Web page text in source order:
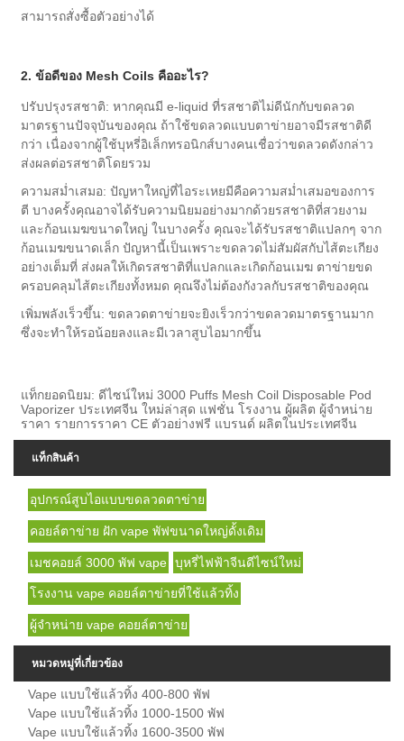
สามารถสั่งซื้อตัวอย่างได้
2. ข้อดีของ Mesh Coils คืออะไร?
ปรับปรุงรสชาติ: หากคุณมี e-liquid ที่รสชาติไม่ดีนักกับขดลวด
มาตรฐานปัจจุบันของคุณ ถ้าใช้ขดลวดแบบตาข่ายอาจมีรสชาติดี
กว่า เนื่องจากผู้ใช้บุหรี่อิเล็กทรอนิกส์บางคนเชื่อว่าขดลวดดังกล่าว
ส่งผลต่อรสชาติโดยรวม
ความสม่ำเสมอ: ปัญหาใหญ่ที่ไอระเหยมีคือความสม่ำเสมอของการ
ตี บางครั้งคุณอาจได้รับความนิยมอย่างมากด้วยรสชาติที่สวยงาม
และก้อนเมฆขนาดใหญ่ ในบางครั้ง คุณจะได้รับรสชาติแปลกๆ จาก
ก้อนเมฆขนาดเล็ก ปัญหานี้เป็นเพราะขดลวดไม่สัมผัสกับไส้ตะเกียง
อย่างเต็มที่ ส่งผลให้เกิดรสชาติที่แปลกและเกิดก้อนเมฆ ตาข่ายขด
ครอบคลุมไส้ตะเกียงทั้งหมด คุณจึงไม่ต้องกังวลกับรสชาติของคุณ
เพิ่มพลังเร็วขึ้น: ขดลวดตาข่ายจะยิงเร็วกว่าขดลวดมาตรฐานมาก
ซึ่งจะทำให้รอน้อยลงและมีเวลาสูบไอมากขึ้น
แท็กยอดนิยม: ดีไซน์ใหม่ 3000 Puffs Mesh Coil Disposable Pod
Vaporizer ประเทศจีน ใหม่ล่าสุด แฟชั่น โรงงาน ผู้ผลิต ผู้จำหน่าย
ราคา รายการราคา CE ตัวอย่างฟรี แบรนด์ ผลิตในประเทศจีน
แท็กสินค้า
อุปกรณ์สูบไอแบบขดลวดตาข่าย
คอยล์ตาข่าย ฝัก vape พัฟขนาดใหญ่ดั้งเดิม
เมชคอยล์ 3000 พัฟ vape บุหรี่ไฟฟ้าจีนดีไซน์ใหม่
โรงงาน vape คอยล์ตาข่ายที่ใช้แล้วทิ้ง
ผู้จำหน่าย vape คอยล์ตาข่าย
หมวดหมู่ที่เกี่ยวข้อง
Vape แบบใช้แล้วทิ้ง 400-800 พัฟ
Vape แบบใช้แล้วทิ้ง 1000-1500 พัฟ
Vape แบบใช้แล้วทิ้ง 1600-3500 พัฟ